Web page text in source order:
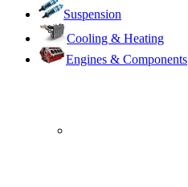
Suspension
Cooling & Heating
Engines & Components